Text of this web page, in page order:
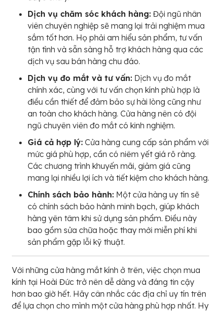
Dịch vụ chăm sóc khách hàng: Đội ngũ nhân
viên chuyên nghiệp sẽ mang lại trải nghiệm mua
sắm tốt hơn. Họ phải am hiểu sản phẩm, tư vấn
tận tình và sẵn sàng hỗ trợ khách hàng qua các
dịch vụ sau bán hàng chu đáo.
Dịch vụ đo mắt và tư vấn: Dịch vụ đo mắt
chính xác, cùng với tư vấn chọn kính phù hợp là
điều cần thiết để đảm bảo sự hài lòng cũng như
an toàn cho khách hàng. Cửa hàng nên có đội
ngũ chuyên viên đo mắt có kinh nghiệm.
Giá cả hợp lý: Cửa hàng cung cấp sản phẩm với
mức giá phù hợp, cần có niêm yết giá rõ ràng.
Các chương trình khuyến mãi, giảm giá cũng
mang lại nhiều lợi ích và tiết kiệm cho khách hàng.
Chính sách bảo hành: Một cửa hàng uy tín sẽ
có chính sách bảo hành minh bạch, giúp khách
hàng yên tâm khi sử dụng sản phẩm. Điều này
bao gồm sửa chữa hoặc thay mới miễn phí khi
sản phẩm gặp lỗi kỹ thuật.
Với những cửa hàng mắt kính ở trên, việc chọn mua
kính tại Hoài Đức trở nên dễ dàng và đáng tin cậy
hơn bao giờ hết. Hãy cân nhắc các địa chỉ uy tín trên
để lựa chọn cho mình một cửa hàng phù hợp nhất. Hy